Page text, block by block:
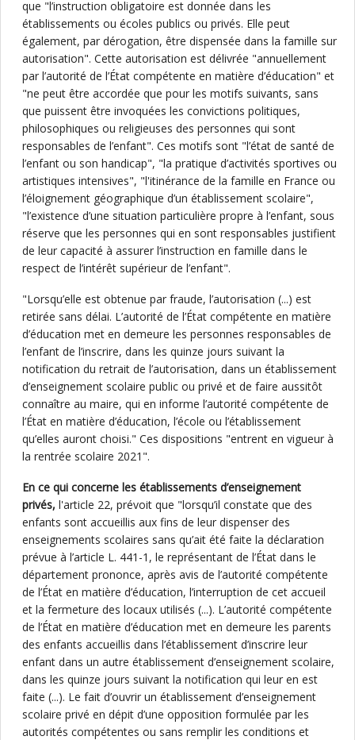
que "l’instruction obligatoire est donnée dans les
établissements ou écoles publics ou privés. Elle peut
également, par dérogation, être dispensée dans la famille sur
autorisation". Cette autorisation est délivrée "annuellement
par l’autorité de l’État compétente en matière d’éducation" et
"ne peut être accordée que pour les motifs suivants, sans
que puissent être invoquées les convictions politiques,
philosophiques ou religieuses des personnes qui sont
responsables de l’enfant". Ces motifs sont "l’état de santé de
l’enfant ou son handicap", "la pratique d’activités sportives ou
artistiques intensives", "l'itinérance de la famille en France ou
l’éloignement géographique d’un établissement scolaire",
"l’existence d’une situation particulière propre à l’enfant, sous
réserve que les personnes qui en sont responsables justifient
de leur capacité à assurer l’instruction en famille dans le
respect de l’intérêt supérieur de l’enfant".
"Lorsqu’elle est obtenue par fraude, l’autorisation (...) est
retirée sans délai. L’autorité de l’État compétente en matière
d’éducation met en demeure les personnes responsables de
l’enfant de l’inscrire, dans les quinze jours suivant la
notification du retrait de l’autorisation, dans un établissement
d’enseignement scolaire public ou privé et de faire aussitôt
connaître au maire, qui en informe l’autorité compétente de
l’État en matière d’éducation, l’école ou l’établissement
qu’elles auront choisi." Ces dispositions "entrent en vigueur à
la rentrée scolaire 2021".
En ce qui concerne les établissements d’enseignement
privés, l'article 22, prévoit que "lorsqu’il constate que des
enfants sont accueillis aux fins de leur dispenser des
enseignements scolaires sans qu’ait été faite la déclaration
prévue à l’article L. 441-1, le représentant de l’État dans le
département prononce, après avis de l’autorité compétente
de l’État en matière d’éducation, l’interruption de cet accueil
et la fermeture des locaux utilisés (...). L’autorité compétente
de l’État en matière d’éducation met en demeure les parents
des enfants accueillis dans l’établissement d’inscrire leur
enfant dans un autre établissement d’enseignement scolaire,
dans les quinze jours suivant la notification qui leur en est
faite (...). Le fait d’ouvrir un établissement d’enseignement
scolaire privé en dépit d’une opposition formulée par les
autorités compétentes ou sans remplir les conditions et